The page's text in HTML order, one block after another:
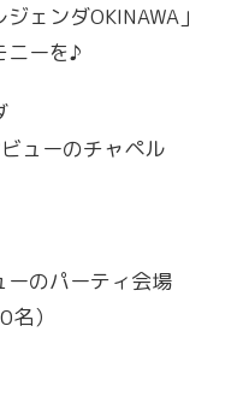
ェンダOKINAWA」
ニーを♪
ューのチャペル
ーのパーティ会場
）